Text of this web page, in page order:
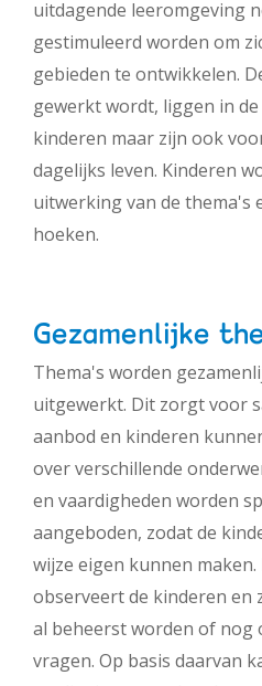
uitdagende leeromgeving
gestimuleerd worden om
gebieden te ontwikkelen.
gewerkt wordt, liggen in
kinderen maar zijn ook
dagelijks leven. Kinderen
uitwerking van de thema's
hoeken.
Gezamenlijke
Thema's worden
uitgewerkt. Dit zorgt voor
aanbod en kinderen
over verschillende
en vaardigheden worden
aangeboden, zodat de
wijze eigen kunnen
observeert de kinderen en
al beheerst worden of nog
vragen. Op basis daarvan